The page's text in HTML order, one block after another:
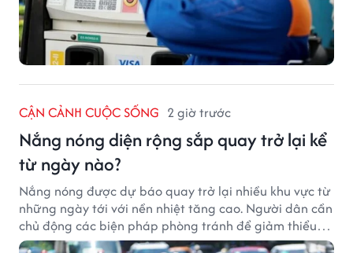
CẬN CẢNH CUỘC SỐNG 2 giờ trước
Nắng nóng diện rộng sắp quay trở lại kể
từ ngày nào?
Nắng nóng được dự báo quay trở lại nhiều khu vực từ
những ngày tới với nền nhiệt tăng cao. Người dân cần
chủ động các biện pháp phòng tránh để giảm thiểu
tác động của thời tiết cực đoan.